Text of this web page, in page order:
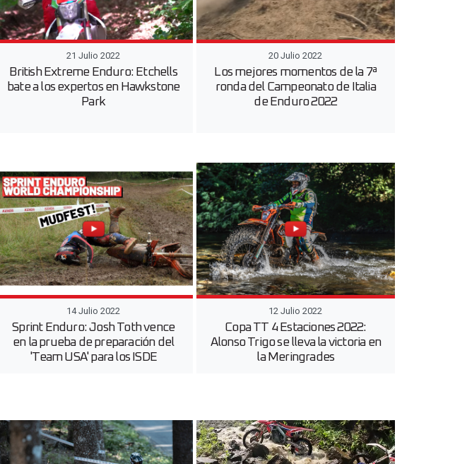
21 Julio 2022
British Extreme Enduro: Etchells
bate a los expertos en Hawkstone
Park
20 Julio 2022
Los mejores momentos de la 7ª
ronda del Campeonato de Italia
de Enduro 2022
14 Julio 2022
Sprint Enduro: Josh Toth vence
en la prueba de preparación del
'Team USA' para los ISDE
12 Julio 2022
Copa TT 4 Estaciones 2022:
Alonso Trigo se lleva la victoria en
la Meringrades